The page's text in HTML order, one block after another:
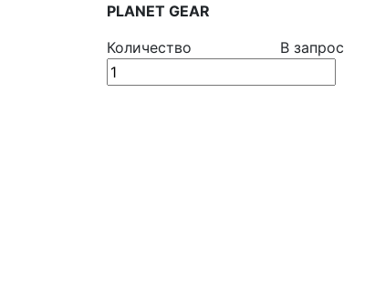
PLANET GEAR
Количество
В запрос